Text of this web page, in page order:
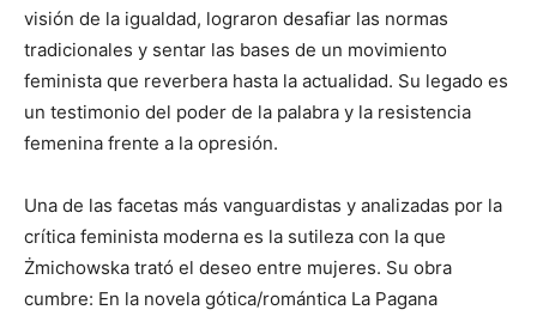
visión de la igualdad, lograron desafiar las normas
tradicionales y sentar las bases de un movimiento
feminista que reverbera hasta la actualidad. Su legado es
un testimonio del poder de la palabra y la resistencia
femenina frente a la opresión.
Una de las facetas más vanguardistas y analizadas por la
crítica feminista moderna es la sutileza con la que
Żmichowska trató el deseo entre mujeres. Su obra
cumbre: En la novela gótica/romántica La Pagana